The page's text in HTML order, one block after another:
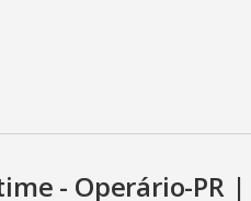
- Operário-PR |